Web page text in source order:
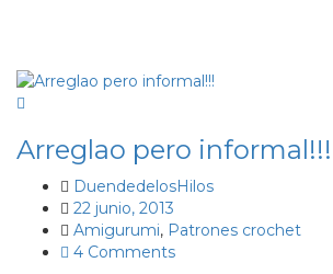
Arreglao pero informal!!!
DuendedelosHilos
22 junio, 2013
Amigurumi, Patrones crochet
4 Comments